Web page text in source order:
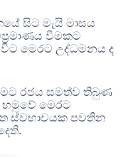
සිට මැයි මාසය
වීමකට
විට මෙරට උද්ධමනය ද
රජය සමත්ව තිබුණ
හමුවේ මෙරට
ස්වභාවයක පවතින
.